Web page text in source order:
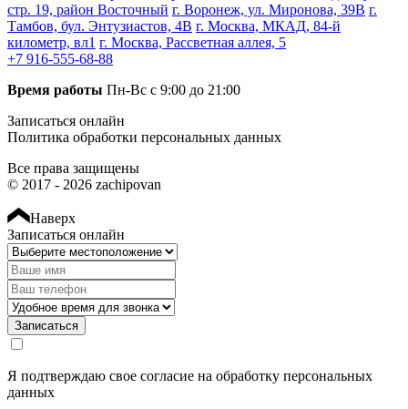
цену сделали очень объёмную работу. Спасибо вам,
буду обращаться ещё!
Рейтинг отзыва:
Делал чип-тюнинг на Touareg 3.0 дизель, что могу
сказать понравилось обсолютно всё! Начиная от
звонка, заканчивая выездом из бокса! Ребята профи в
своём деле, всё расскажут, грамотно
прокансультируют, посоветуют! Машиной теперь
очень доволен, пропал затуп при старте, коробка
переключает мягче, по расходу пока сложно что-то
сказать, но он меньше, факт! Обязательно расскажу
друзьям и приеду сам! Спасибо Вам за результат!
Огромная благодарность Евгению! Пишу отзыв
стр. 19, район Восточный г. Воронеж, ул. Миронова, 39В г.
Тамбов, бул. Энтузиастов, 4В г. Москва, МКАД, 84-й
километр, вл1 г. Москва, Рассветная аллея, 5
+7 916-555-68-88
Время работы Пн-Вс с 9:00 до 21:00
Записаться онлайн
Политика обработки персональных данных
Все права защищены
© 2017 - 2026 zachipovan
Наверх
Записаться онлайн
Записаться
Я подтверждаю свое согласие на обработку персональных
данных